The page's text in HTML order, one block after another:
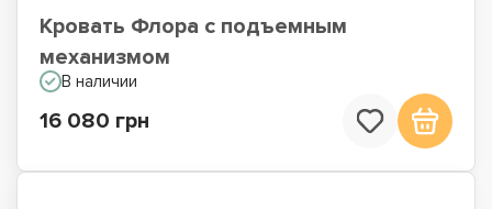
Кровать Флора с подъемным
механизмом
В наличии
16 080 грн